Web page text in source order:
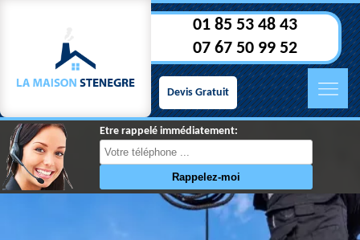
01 85 53 48 43
07 67 50 99 52
Devis Gratuit
Etre rappelé immédiatement: